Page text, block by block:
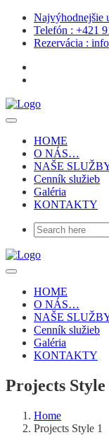
Najvýhodnejšie
Telefón : +421
Rezervácia :
HOME
O NÁS…
NAŠE
Cenník služieb
Galéria
KONTAKTY
HOME
O NÁS…
NAŠE
Cenník služieb
Galéria
KONTAKTY
Projects Style
Home
Projects Style 1